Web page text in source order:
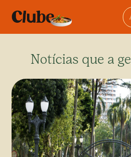
Notícias que a